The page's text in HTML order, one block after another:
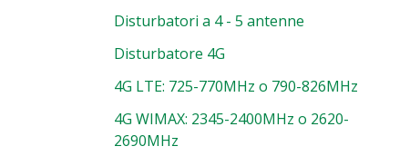
Disturbatori a 4 - 5 antenne
Disturbatore 4G
4G LTE: 725-770MHz o 790-826MHz
4G WIMAX: 2345-2400MHz o 2620-
2690MHz